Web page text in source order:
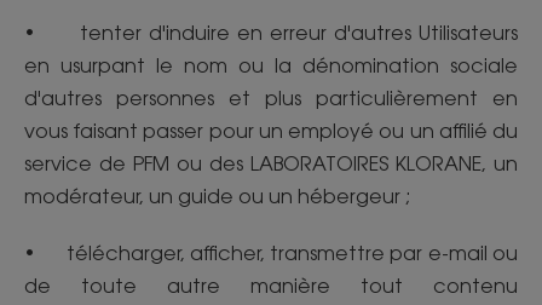
• tenter d'induire en erreur d'autres Utilisateurs
en usurpant le nom ou la dénomination sociale
d'autres personnes et plus particulièrement en
vous faisant passer pour un employé ou un affilié du
service de PFM ou des LABORATOIRES KLORANE, un
modérateur, un guide ou un hébergeur ;
• télécharger, afficher, transmettre par e-mail ou
de toute autre manière tout contenu